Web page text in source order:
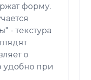
форму.
- текстура
о
удобно при